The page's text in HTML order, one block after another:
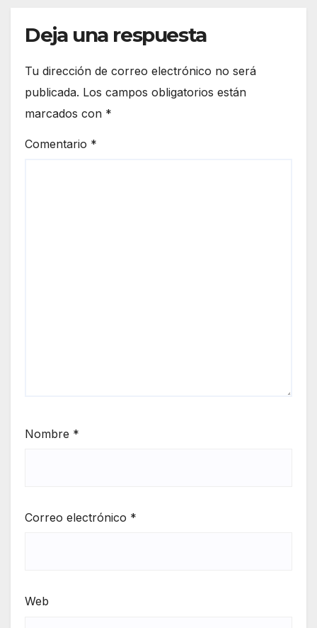
Deja una respuesta
Tu dirección de correo electrónico no será
publicada. Los campos obligatorios están
marcados con *
Comentario *
Nombre *
Correo electrónico *
Web